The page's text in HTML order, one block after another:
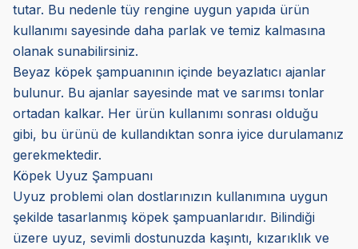
tutar. Bu nedenle tüy rengine uygun yapıda ürün
kullanımı sayesinde daha parlak ve temiz kalmasına
olanak sunabilirsiniz.
Beyaz köpek şampuanının içinde beyazlatıcı ajanlar
bulunur. Bu ajanlar sayesinde mat ve sarımsı tonlar
ortadan kalkar. Her ürün kullanımı sonrası olduğu
gibi, bu ürünü de kullandıktan sonra iyice durulamanız
gerekmektedir.
Köpek Uyuz Şampuanı
Uyuz problemi olan dostlarınızın kullanımına uygun
şekilde tasarlanmış köpek şampuanlarıdır. Bilindiği
üzere uyuz, sevimli dostunuzda kaşıntı, kızarıklık ve